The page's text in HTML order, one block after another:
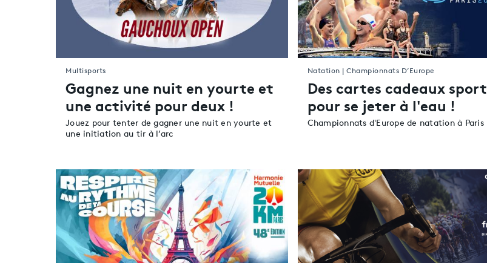
Gagnez une nuit en yourte et
une activité pour deux !
Jouez pour tenter de gagner une nuit en yourte et
une initiation au tir à l’arc
Multisports
Des cartes cadeaux sport
pour se jeter à l'eau !
Championnats d'Europe de natation à Paris
Natation | Championnats D’Europe